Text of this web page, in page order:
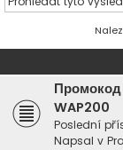
Промокод
WAP200
Poslední
Napsal v